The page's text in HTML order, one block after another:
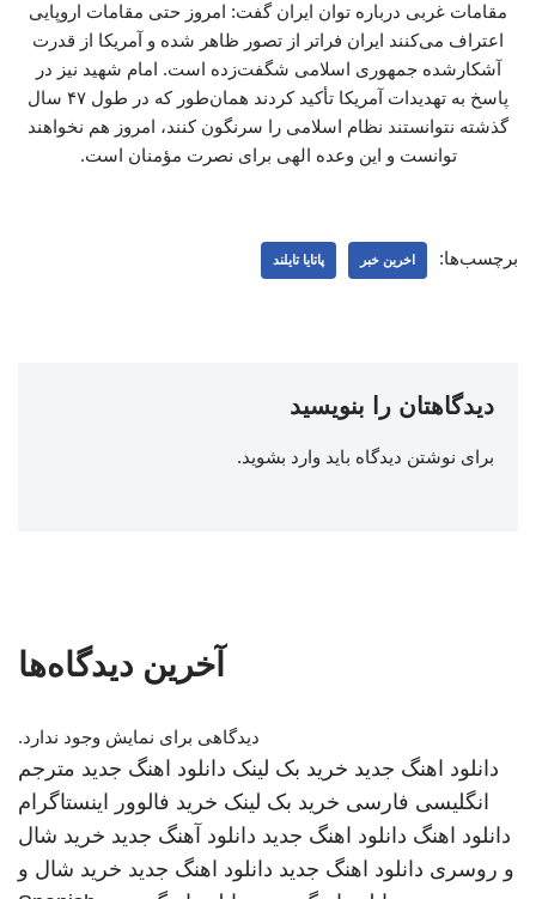
مقامات غربی درباره توان ایران گفت: امروز حتی مقامات اروپایی
اعتراف می‌کنند ایران فراتر از تصور ظاهر شده و آمریکا از قدرت
آشکارشده جمهوری اسلامی شگفت‌زده است. امام شهید نیز در
پاسخ به تهدیدات آمریکا تأکید کردند همان‌طور که در طول ۴۷ سال
گذشته نتوانستند نظام اسلامی را سرنگون کنند، امروز هم نخواهند
توانست و این وعده الهی برای نصرت مؤمنان است.
برچسب‌ها: اخرین خبر پاتایا تایلند
دیدگاهتان را بنویسید
برای نوشتن دیدگاه باید وارد بشوید.
آخرین دیدگاه‌ها
دیدگاهی برای نمایش وجود ندارد.
دانلود اهنگ جدید خرید بک لینک دانلود اهنگ جدید مترجم
انگلیسی فارسی خرید بک لینک خرید فالوور اینستاگرام
دانلود اهنگ دانلود اهنگ جدید دانلود آهنگ جدید خرید شال
و روسری دانلود اهنگ جدید دانلود اهنگ جدید خرید شال و